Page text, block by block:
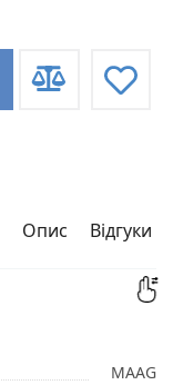
Опис Відгуки
MAAG